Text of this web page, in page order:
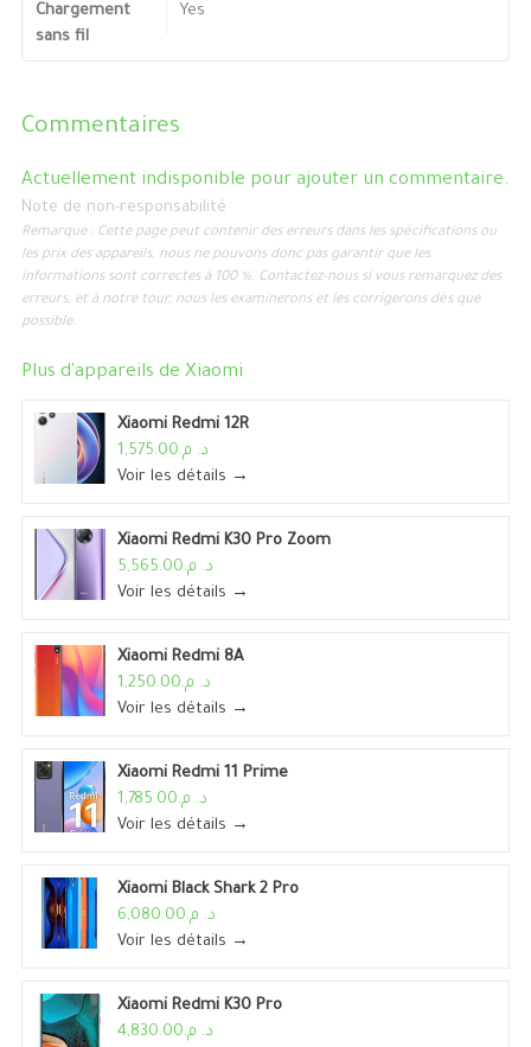
Chargement
sans fil
Yes
Commentaires
Actuellement indisponible pour ajouter un commentaire.
Note de non-responsabilité
Remarque : Cette page peut contenir des erreurs dans les spécifications ou
les prix des appareils, nous ne pouvons donc pas garantir que les
informations sont correctes à 100 %. Contactez-nous si vous remarquez des
erreurs, et à notre tour, nous les examinerons et les corrigerons dès que
possible.
Plus d'appareils de Xiaomi
Xiaomi Redmi 12R
د. م.1,575.00
Voir les détails →
Xiaomi Redmi K30 Pro Zoom
د. م.5,565.00
Voir les détails →
Xiaomi Redmi 8A
د. م.1,250.00
Voir les détails →
Xiaomi Redmi 11 Prime
د. م.1,785.00
Voir les détails →
Xiaomi Black Shark 2 Pro
د. م.6,080.00
Voir les détails →
Xiaomi Redmi K30 Pro
د. م.4,830.00